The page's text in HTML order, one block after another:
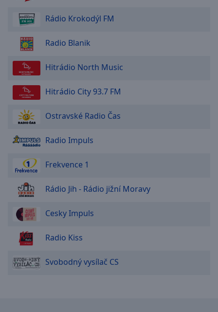
dialog
window.
Rádio Krokodýl FM
Radio Blanik
Hitrádio North Music
Hitrádio City 93.7 FM
Ostravské Radio Čas
Radio Impuls
Frekvence 1
Rádio Jih - Rádio jižní Moravy
Cesky Impuls
Radio Kiss
Svobodný vysílač CS